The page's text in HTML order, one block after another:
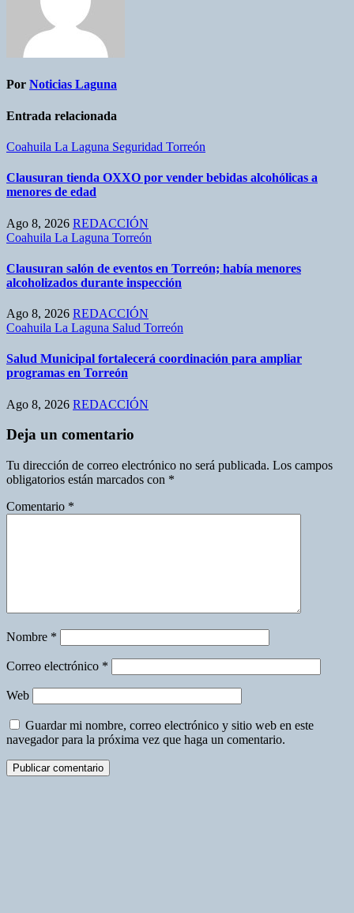
Por Noticias Laguna
Entrada relacionada
Coahuila La Laguna Seguridad Torreón
Clausuran tienda OXXO por vender bebidas alcohólicas a
menores de edad
Ago 8, 2026 REDACCIÓN
Coahuila La Laguna Torreón
Clausuran salón de eventos en Torreón; había menores
alcoholizados durante inspección
Ago 8, 2026 REDACCIÓN
Coahuila La Laguna Salud Torreón
Salud Municipal fortalecerá coordinación para ampliar
programas en Torreón
Ago 8, 2026 REDACCIÓN
Deja un comentario
Tu dirección de correo electrónico no será publicada. Los campos
obligatorios están marcados con *
Comentario *
Nombre *
Correo electrónico *
Web
Guardar mi nombre, correo electrónico y sitio web en este
navegador para la próxima vez que haga un comentario.